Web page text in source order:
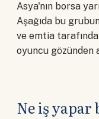
Asya'nın borsa
Aşağıda bu
ve emtia
oyuncu gözünden
Ne iş yapar